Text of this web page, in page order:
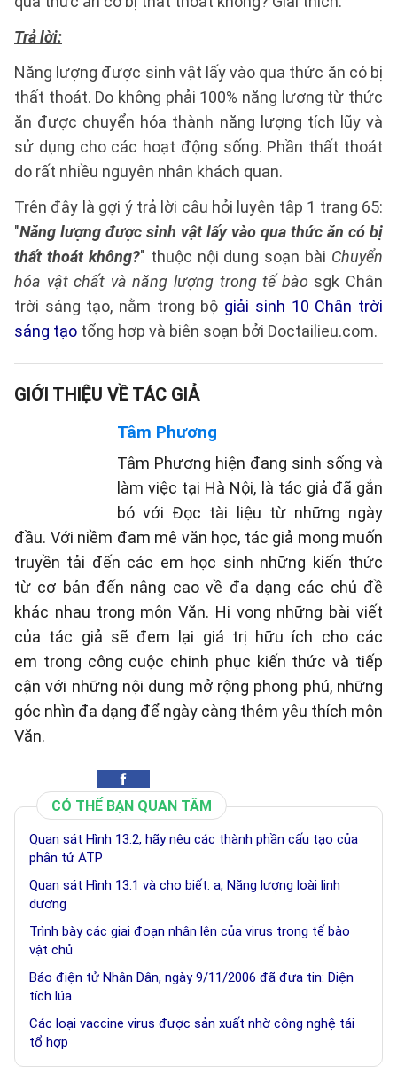
Trả lời:
Năng lượng được sinh vật lấy vào qua thức ăn có bị
thất thoát. Do không phải 100% năng lượng từ thức
ăn được chuyển hóa thành năng lượng tích lũy và
sử dụng cho các hoạt động sống. Phần thất thoát
do rất nhiều nguyên nhân khách quan.
Trên đây là gợi ý trả lời câu hỏi luyện tập 1 trang 65:
"Năng lượng được sinh vật lấy vào qua thức ăn có bị
thất thoát không?" thuộc nội dung soạn bài Chuyển
hóa vật chất và năng lượng trong tế bào sgk Chân
trời sáng tạo, nằm trong bộ giải sinh 10 Chân trời
sáng tạo tổng hợp và biên soạn bởi Doctailieu.com.
GIỚI THIỆU VỀ TÁC GIẢ
Tâm Phương
Tâm Phương hiện đang sinh sống và
làm việc tại Hà Nội, là tác giả đã gắn
bó với Đọc tài liệu từ những ngày
đầu. Với niềm đam mê văn học, tác giả mong muốn
truyền tải đến các em học sinh những kiến thức
từ cơ bản đến nâng cao về đa dạng các chủ đề
khác nhau trong môn Văn. Hi vọng những bài viết
của tác giả sẽ đem lại giá trị hữu ích cho các
em trong công cuộc chinh phục kiến thức và tiếp
cận với những nội dung mở rộng phong phú, những
góc nhìn đa dạng để ngày càng thêm yêu thích môn
Văn.
CÓ THỂ BẠN QUAN TÂM
Quan sát Hình 13.2, hãy nêu các thành phần cấu tạo của
phân tử ATP
Quan sát Hình 13.1 và cho biết: a, Năng lượng loài linh
dương
Trình bày các giai đoạn nhân lên của virus trong tế bào
vật chủ
Báo điện tử Nhân Dân, ngày 9/11/2006 đã đưa tin: Diện
tích lúa
Các loại vaccine virus được sản xuất nhờ công nghệ tái
tổ hợp